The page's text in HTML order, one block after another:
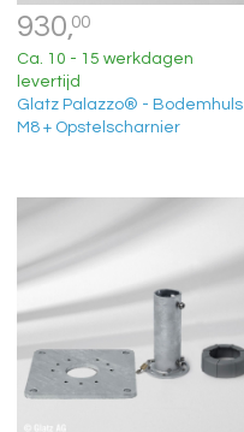
930,00
Ca. 10 - 15 werkdagen
levertijd
Glatz Palazzo® - Bodemhuls
M8 + Opstelscharnier